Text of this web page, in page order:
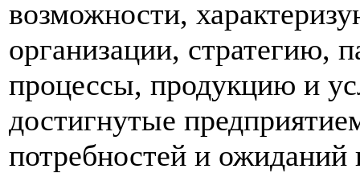
возможности,
организации, стратегию,
процессы, продукцию и
достигнутые
потребностей и ожиданий